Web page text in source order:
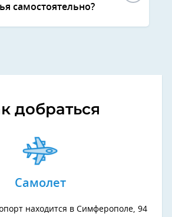
самостоятельно?
добраться
Самолет
находится в Симферополе, 94